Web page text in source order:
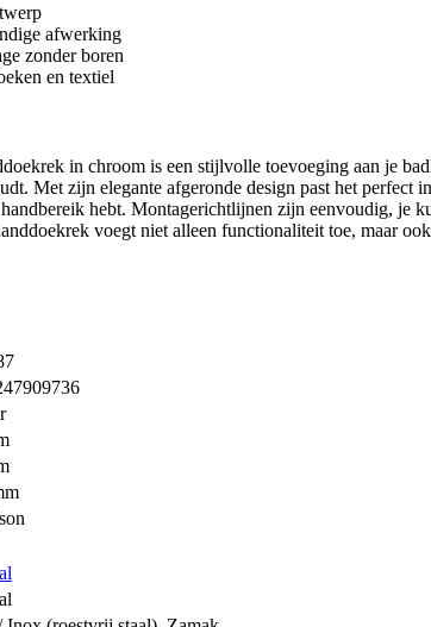
afwerking
zonder boren
en textiel
in chroom is een stijlvolle toevoeging aan je
Met zijn elegante afgeronde design past het
hebt. Montagerichtlijnen zijn eenvoudig, je
voegt niet alleen functionaliteit toe, maar